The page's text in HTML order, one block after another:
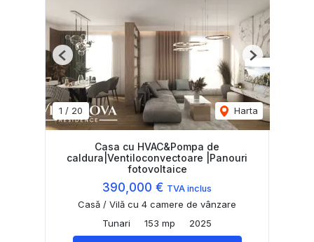
1 / 20 Harta
Previous Next
Casa cu HVAC&Pompa de
caldura|Ventiloconvectoare |Panouri
fotovoltaice
390,000 € TVA inclus
Casă / Vilă cu 4 camere de vânzare
Tunari
153 mp 2025